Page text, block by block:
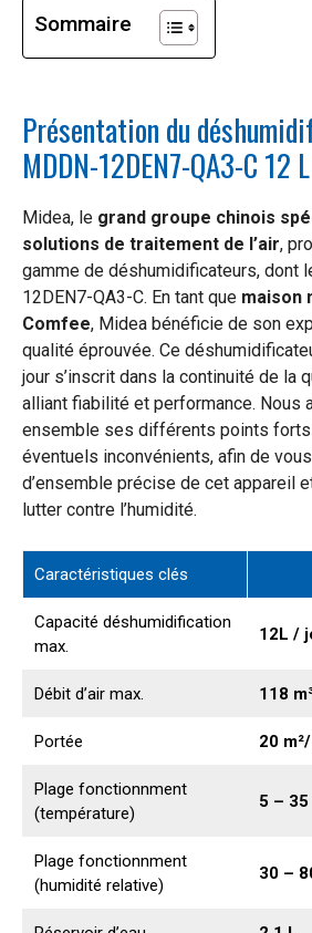
Sommaire
Présentation du
MDDN-12DEN7-QA3-C 12 L
Midea, le grand groupe chinois
solutions de traitement de l’air,
gamme de déshumidificateurs, dont
12DEN7-QA3-C. En tant que maison
Comfee, Midea bénéficie de son
qualité éprouvée. Ce
jour s’inscrit dans la continuité de la
alliant fiabilité et performance. Nous
ensemble ses différents points
éventuels inconvénients, afin de
d’ensemble précise de cet appareil
lutter contre l’humidité.
Caractéristiques clés
Capacité déshumidification
max.
12L /
Débit d’air max. 118
Portée 20
Plage fonctionnment
(température)
5 – 35
Plage fonctionnment
(humidité relative)
30 –